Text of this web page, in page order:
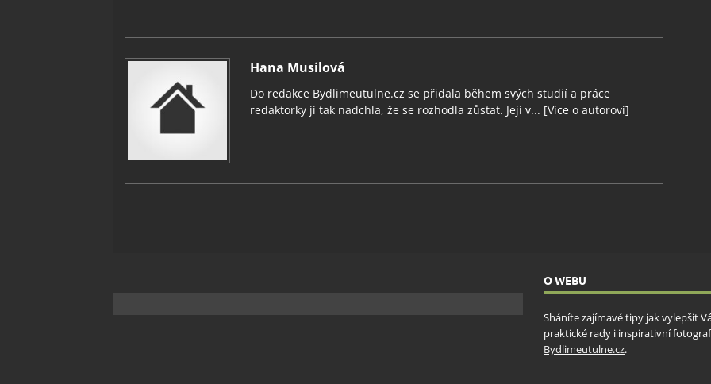
Hana Musilová
Do redakce Bydlimeutulne.cz se přidala během svých studií a práce
redaktorky ji tak nadchla, že se rozhodla zůstat. Její v... [Více o autorovi]
O WEBU
Sháníte zajímavé tipy jak vylepšit
praktické rady i inspirativní
Bydlimeutulne.cz.